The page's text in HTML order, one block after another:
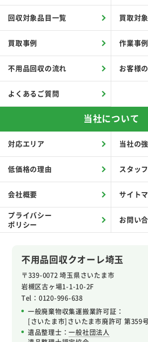
不用品回収クオーレ埼玉
〒339-0072 埼玉県さいたま市
岩槻区古ヶ場1-1-10-2F
Tel：0120-996-638
一般廃棄物収集運搬業許可証：
[さいたま市]さいたま市廃許可 第359
遺品整理士：一般社団法人
回収対象品目一覧 買取対
買取事例 作業事例
不用品回収の流れ お客様
よくあるご質問
当社について
対応エリア 当社の
低価格の理由 スタッ
会社概要 サイト
プライバシー
ポリシー
お問い